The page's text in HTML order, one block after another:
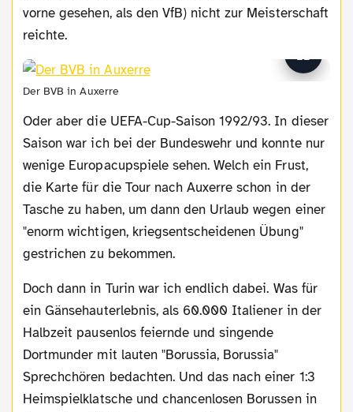
vorne gesehen, als den VfB) nicht zur Meisterschaft
reichte.
Der BVB in Auxerre
Oder aber die UEFA-Cup-Saison 1992/93. In dieser
Saison war ich bei der Bundeswehr und konnte nur
wenige Europacupspiele sehen. Welch ein Frust,
die Karte für die Tour nach Auxerre schon in der
Tasche zu haben, um dann den Urlaub wegen einer
"enorm wichtigen, kriegsentscheidenen Übung"
gestrichen zu bekommen.
Doch dann in Turin war ich endlich dabei. Was für
ein Gänsehauterlebnis, als 60.000 Italiener in der
Halbzeit pausenlos feiernde und singende
Dortmunder mit lauten "Borussia, Borussia"
Sprechchören bedachten. Und das nach einer 1:3
Heimspielklatsche und chancenlosen Borussen in